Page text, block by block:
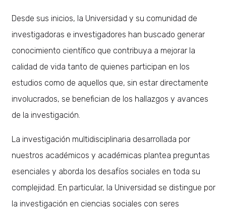
Desde sus inicios, la Universidad y su comunidad de
investigadoras e investigadores han buscado generar
conocimiento científico que contribuya a mejorar la
calidad de vida tanto de quienes participan en los
estudios como de aquellos que, sin estar directamente
involucrados, se benefician de los hallazgos y avances
de la investigación.
La investigación multidisciplinaria desarrollada por
nuestros académicos y académicas plantea preguntas
esenciales y aborda los desafíos sociales en toda su
complejidad. En particular, la Universidad se distingue por
la investigación en ciencias sociales con seres